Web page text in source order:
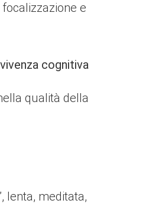
e
cognitiva
qualità della
lenta, meditata,